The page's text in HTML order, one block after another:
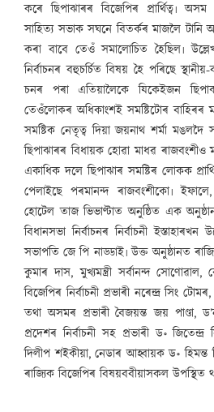
কৰে ছিপাঝাৰৰ বিজেপিৰ প্ৰাৰ্থিত্ব৷
সাহিত্য সভাক সঘনে বিতৰ্কৰ মাজলৈ টানি
কৰা বাবে তেওঁ সমালোচিত হৈছিল৷
নিৰ্বাচনৰ বহুচৰ্চিত বিষয় হৈ পৰিছে
চনৰ পৰা এতিয়ালৈকে যিকেইজন
তেওঁলোকৰ অধিকাংশই সমষ্টিটোৰ বাহিৰৰ
সমষ্টিক নেতৃত্ব দিয়া জয়নাথ শৰ্মা
ছিপাঝাৰৰ বিধায়ক হোৱা মাধৱ
একাধিক দলে ছিপাঝাৰ সমষ্টিৰ লোকক
পেলাইছে পৰমানন্দ ৰাজবংশীকো৷
হোটেল তাজ ভিভাণ্টাত অনুষ্ঠিত এক
বিধানসভা নিৰ্বাচনৰ নিৰ্বাচনী ইস্তাহাৰখন
সভাপতি জে পি নাড্ডাই৷ উক্ত অনুষ্ঠানত
কুমাৰ দাস, মুখ্যমন্ত্ৰী সৰ্বানন্দ সোণোৱাল,
বিজেপিৰ নিৰ্বাচনী প্ৰভাৰী নৰেন্দ্ৰ সিং
তথা অসমৰ প্ৰভাৰী বৈজয়ন্ত জয় পাণ্ডা,
প্ৰদেশৰ নিৰ্বাচনী সহ প্ৰভাৰী ড॰ জিতেন্দ্ৰ
দিলীপ শইকীয়া, নেডাৰ আহ্বায়ক ড॰ হিমন্ত
ৰাজ্যিক বিজেপিৰ বিষয়ববীয়াসকল উপস্থিত